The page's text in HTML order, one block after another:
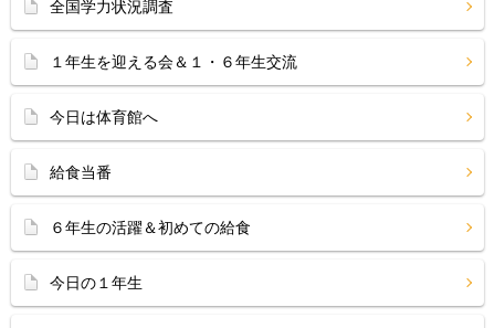
全国学力状況調査
１年生を迎える会＆１・６年生交流
今日は体育館へ
給食当番
６年生の活躍＆初めての給食
今日の１年生